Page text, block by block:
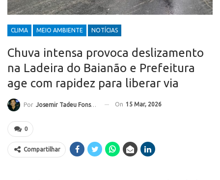
CLIMA MEIO AMBIENTE NOTÍCIAS
Chuva intensa provoca deslizamento
na Ladeira do Baianão e Prefeitura
age com rapidez para liberar via
Por Josemir Tadeu Fonseca On 15 Mar, 2026
0
Compartilhar